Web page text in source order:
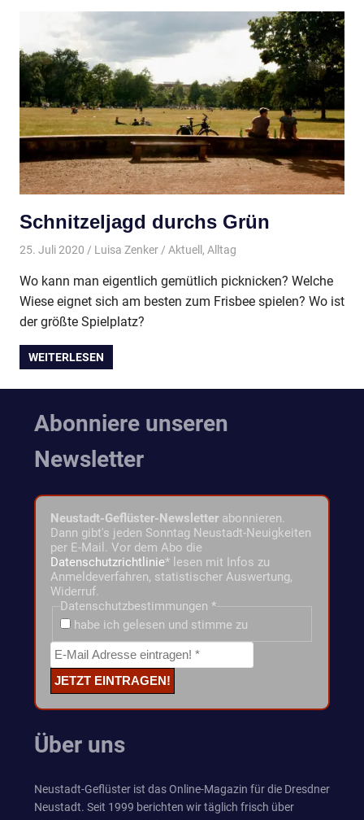
Schnitzeljagd durchs Grün
25. Juli 2020 Luisa Zenker Aktuell , Alltag
Wo kann man eigentlich gemütlich picknicken? Welche
Wiese eignet sich am besten zum Frisbee spielen? Wo ist
der größte Spielplatz?
WEITERLESEN
Abonniere unseren
Newsletter
Neustadt-Geflüster-Newsletter abonnieren.
Dann gibt's jeden Sonntag Neustadt-Neuigkeiten
per E-Mail. Vor dem Abo die
Datenschutzrichtlinie* lesen mit Infos zu
Anmeldeverfahren, statistischer Auswertung,
Widerruf.
Datenschutzbestimmungen *
habe ich gelesen und stimme zu
Über uns
Neustadt-Geflüster ist das Online-Magazin für die Dresdner
Neustadt. Seit 1999 berichten wir täglich frisch über